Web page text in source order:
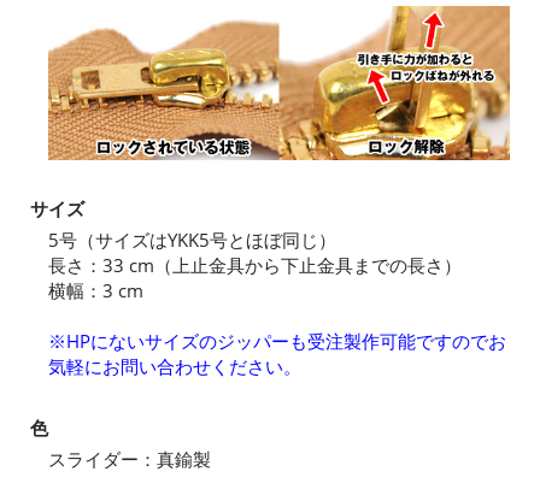
サイズ
5号（サイズはYKK5号とほぼ同じ）
長さ：33 cm（上止金具から下止金具までの長さ）
横幅：3 cm
※HPにないサイズのジッパーも受注製作可能ですのでお
気軽にお問い合わせください。
色
スライダー：真鍮製